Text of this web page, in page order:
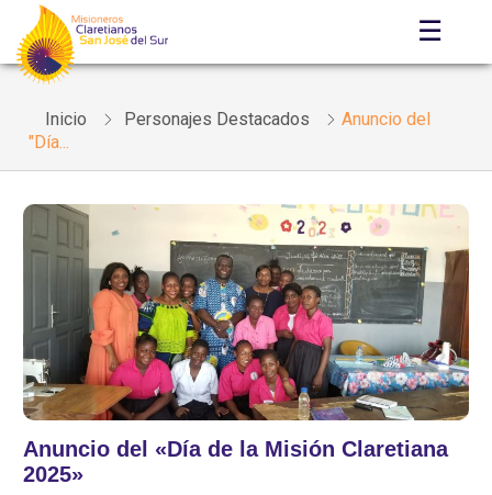
☰
Inicio Personajes Destacados
Anuncio del
"Día...
Anuncio del «Día de la Misión Claretiana
2025»